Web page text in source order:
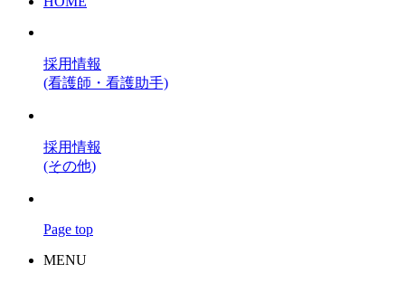
採用情報
(看護師・看護助手)
採用情報
(その他)
Page top
MENU